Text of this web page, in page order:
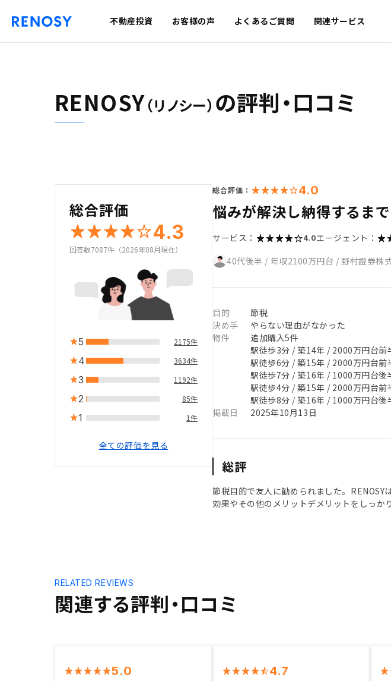
不動産投資 お客様の声 よくあるご質問 関連サービス
RENOSY（リノシー） の評判・口コミ
総合評価
4.3
回答数7087件（2026年08月現在）
5 2175件
4 3634件
3 1192件
2 85件
1 1件
全ての評価を見る
総合評価： 4.0
悩みが解決し納得するま
サービス： 4.0エージェント：
40代後半 / 年収2100万円台 / 野村證券株
目的
節税
決め手
やらない理由がなかった
物件
追加購入5件
駅徒歩3分 / 築14年 / 2000万円台前
駅徒歩6分 / 築15年 / 2000万円台前
駅徒歩7分 / 築16年 / 1000万円台後
駅徒歩4分 / 築15年 / 2000万円台前
駅徒歩8分 / 築16年 / 1000万円台後
掲載日
2025年10月13日
総評
節税目的で友人に勧められました。
効果やその他のメリットデメリットをしっか
関連する評判・口コミ
RELATED REVIEWS
5.0 4.7